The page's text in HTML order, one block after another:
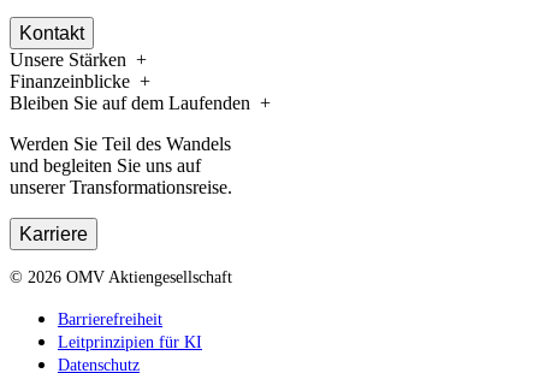
Kontakt
Unsere Stärken
Finanzeinblicke
Bleiben Sie auf dem Laufenden
Werden Sie Teil des Wandels
und begleiten Sie uns auf
unserer Transformationsreise.
Karriere
© 2026 OMV Aktiengesellschaft
Barrierefreiheit
Leitprinzipien für KI
Datenschutz